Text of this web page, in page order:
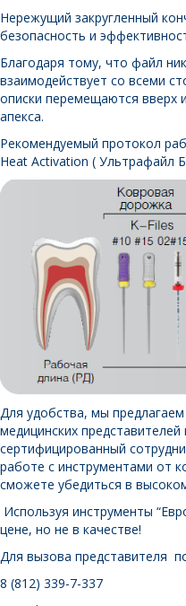
Нережущий закругленный
безопасность и
Благодаря тому, что файл
взаимодействует со всеми
описки перемещаются вверх
апекса.
Рекомендуемый протокол
Heat Activation ( Ультрафайл
Для удобства, мы
медицинских
сертифицированный
работе с инструментами от
сможете убедиться в
Используя инструменты
цене, но не в качестве!
Для вызова представителя
8 (812) 339-7-337